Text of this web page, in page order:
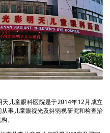
天儿童眼科医院是于2014年12月成立
事儿童眼视光及斜弱视研究和检查治
。